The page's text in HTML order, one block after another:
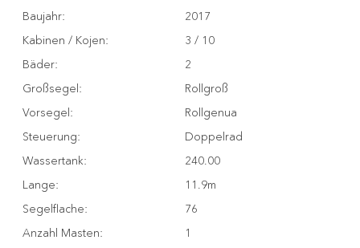
Baujahr:
2017
Kabinen / Kojen:
3 / 10
Bäder:
2
Großsegel:
Rollgroß
Vorsegel:
Rollgenua
Steuerung:
Doppelrad
Wassertank:
240.00
Lange:
11.9m
Segelflache:
76
Anzahl Masten:
1